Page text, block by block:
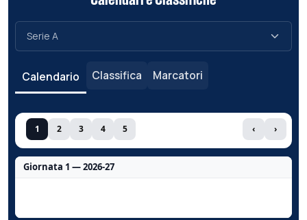
Calendario Classifica Marcatori
1 2 3 4 5 ‹ ›
Giornata 1 — 2026-27